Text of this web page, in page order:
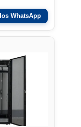
WhatsApp